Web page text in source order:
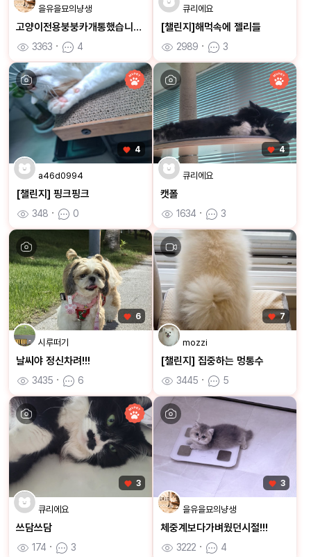
을유을묘의냥생
고양이전용붕붕카개통했습니다ㅋㅋ
3363 ㆍ 4
큐리에요
[챌린지]해먹속에 젤리들
2989 ㆍ 3
4
a46d0994
[챌린지] 핑크핑크
348 ㆍ 0
4
큐리에요
캣폴
1634 ㆍ 3
6
시루떠기
날씨야 정신차려!!!
3435 ㆍ 6
7
mozzi
[챌린지] 집중하는 멍통수
3445 ㆍ 5
3
큐리에요
쓰담쓰담
174 ㆍ 3
3
을유을묘의냥생
체중계보다가벼웠던시절!!!
3222 ㆍ 4